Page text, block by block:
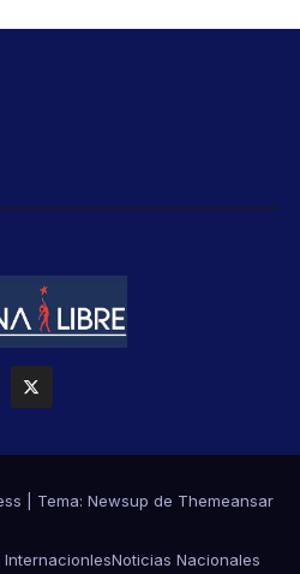
Tema: Newsup de Themeansar
InternacionlesNoticias Nacionales